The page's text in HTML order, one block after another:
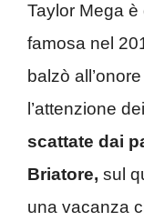
Taylor Mega
famosa nel
balzò
l’attenzione
scattate dai
Briatore, sul
una vacanza